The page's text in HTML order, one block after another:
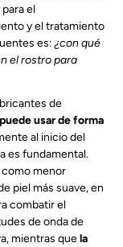
el
y el tratamiento
es:¿con qué
el rostro para
de
usar de forma
al inicio del
es fundamental.
menor
piel más suave, en
combatir el
de onda de
mientras quela